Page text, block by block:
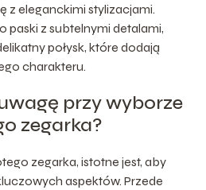
z eleganckimi stylizacjami.
paski z subtelnymi detalami,
połysk, które dodają
charakteru.
przy wyborze
zegarka?
zegarka, istotne jest, aby
aspektów. Przede